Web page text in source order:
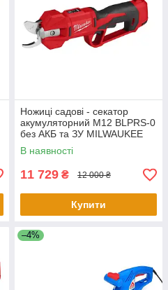
Ножиці садові - секатор
акумуляторний M12 BLPRS-0
без АКБ та ЗУ MILWAUKEE
В наявності
11 729 ₴ 12 000 ₴
Купити
–4%